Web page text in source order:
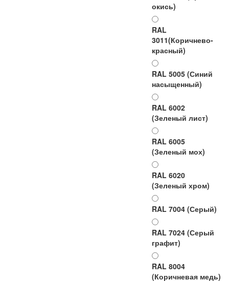
окись)
RAL
3011(Коричнево-
красный)
RAL 5005 (Синий
насыщенный)
RAL 6002
(Зеленый лист)
RAL 6005
(Зеленый мох)
RAL 6020
(Зеленый хром)
RAL 7004 (Серый)
RAL 7024 (Серый
графит)
RAL 8004
(Коричневая медь)